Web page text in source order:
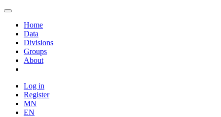
Home
Data
Divisions
Groups
About
Log in
Register
MN
EN